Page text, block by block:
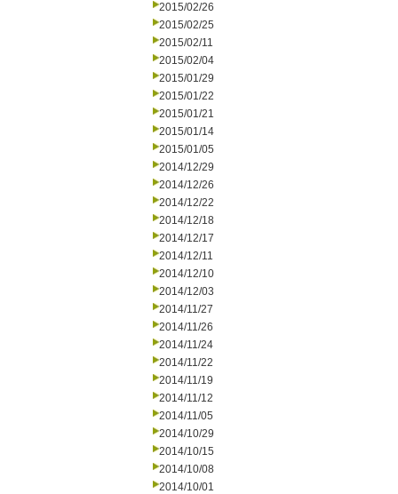
2015/02/26
2015/02/25
2015/02/11
2015/02/04
2015/01/29
2015/01/22
2015/01/21
2015/01/14
2015/01/05
2014/12/29
2014/12/26
2014/12/22
2014/12/18
2014/12/17
2014/12/11
2014/12/10
2014/12/03
2014/11/27
2014/11/26
2014/11/24
2014/11/22
2014/11/19
2014/11/12
2014/11/05
2014/10/29
2014/10/15
2014/10/08
2014/10/01